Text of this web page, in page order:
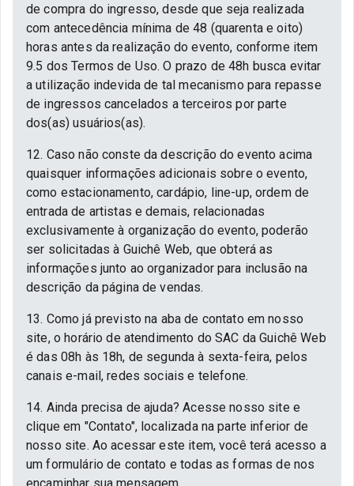
de compra do ingresso, desde que seja realizada
com antecedência mínima de 48 (quarenta e oito)
horas antes da realização do evento, conforme item
9.5 dos Termos de Uso. O prazo de 48h busca evitar
a utilização indevida de tal mecanismo para repasse
de ingressos cancelados a terceiros por parte
dos(as) usuários(as).
12. Caso não conste da descrição do evento acima
quaisquer informações adicionais sobre o evento,
como estacionamento, cardápio, line-up, ordem de
entrada de artistas e demais, relacionadas
exclusivamente à organização do evento, poderão
ser solicitadas à Guichê Web, que obterá as
informações junto ao organizador para inclusão na
descrição da página de vendas.
13. Como já previsto na aba de contato em nosso
site, o horário de atendimento do SAC da Guichê Web
é das 08h às 18h, de segunda à sexta-feira, pelos
canais e-mail, redes sociais e telefone.
14. Ainda precisa de ajuda? Acesse nosso site e
clique em "Contato", localizada na parte inferior de
nosso site. Ao acessar este item, você terá acesso a
um formulário de contato e todas as formas de nos
encaminhar sua mensagem.